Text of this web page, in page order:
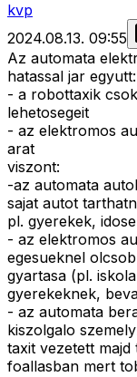
kvp
2024.08.13. 09:55
Az automata
hatassal jar egyutt:
- a robottaxik
lehetosegeit
- az elektromos
arat
viszont:
-az automata
sajat autot
pl. gyerekek,
- az elektromos
egesueknel
gyartasa (pl.
gyerekeknek,
- az automata
kiszolgalo
taxit vezetett
foallasban mert